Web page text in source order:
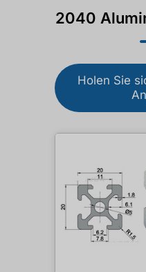
2040
Holen Sie